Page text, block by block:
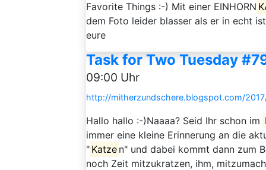
Favorite Things :-) Mit einer EINHORN
dem Foto leider blasser als er in echt
eure
Task for Two Tuesday
09:00 Uhr
http://mitherzundschere.blogspot.com/
Hallo hallo :-)Naaaa? Seid Ihr schon im
immer eine kleine Erinnerung an die
" Katze n" und dabei kommt dann zum
noch Zeit mitzukratzen, ihm,